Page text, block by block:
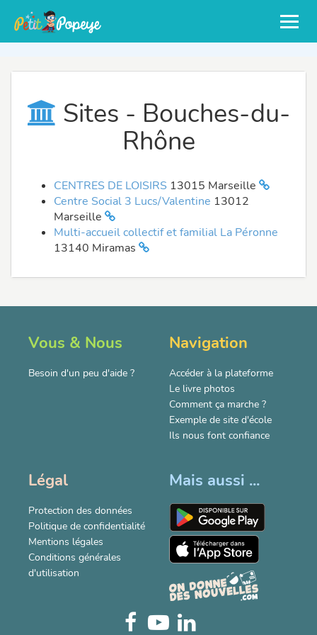
Sites - Bouches-du-
Rhône
CENTRES DE LOISIRS 13015 Marseille
Centre Social 3 Lucs/Valentine 13012
Marseille
Multi-accueil collectif et familial La Péronne
13140 Miramas
Vous & Nous
Besoin d'un peu d'aide ?
Navigation
Accéder à la plateforme
Le livre photos
Comment ça marche ?
Exemple de site d'école
Ils nous font confiance
Légal
Protection des données
Politique de confidentialité
Mentions légales
Conditions générales
d'utilisation
Mais aussi ...